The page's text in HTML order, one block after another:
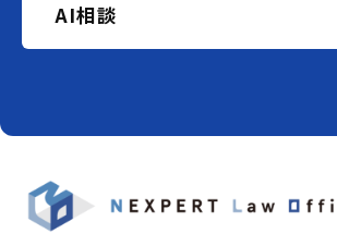
AI相談